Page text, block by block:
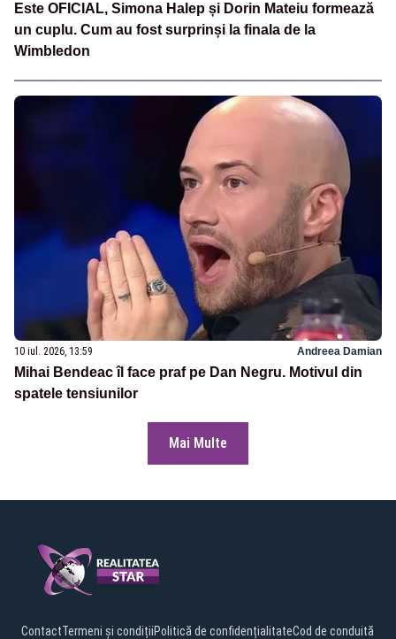
Este OFICIAL, Simona Halep și Dorin Mateiu formează
un cuplu. Cum au fost surprinși la finala de la
Wimbledon
10 iul. 2026, 13:59 Andreea Damian
Mihai Bendeac îl face praf pe Dan Negru. Motivul din
spatele tensiunilor
Mai Multe
ContactTermeni și condițiiPolitică de confidențialitateCod de conduită